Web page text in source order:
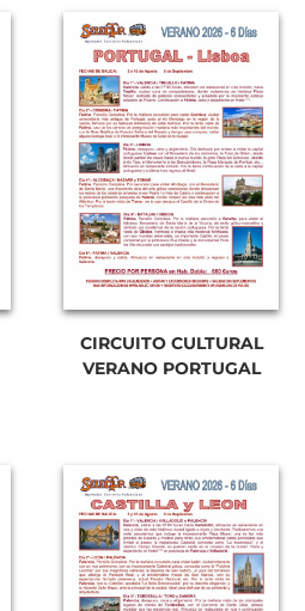
CIRCUITO CULTURAL
VERANO PORTUGAL